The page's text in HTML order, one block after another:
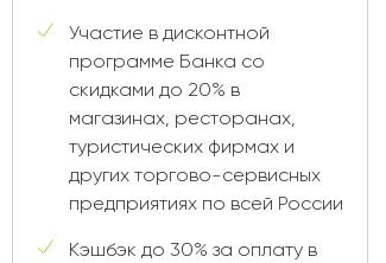
Участие в дисконтной
программе Банка со
скидками до 20% в
магазинах, ресторанах,
туристических фирмах и
других торгово-сервисных
предприятиях по всей России
Кэшбэк до 30% за оплату в